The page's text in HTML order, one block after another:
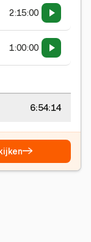
2:15:00
1:00:00
6:54:15
→